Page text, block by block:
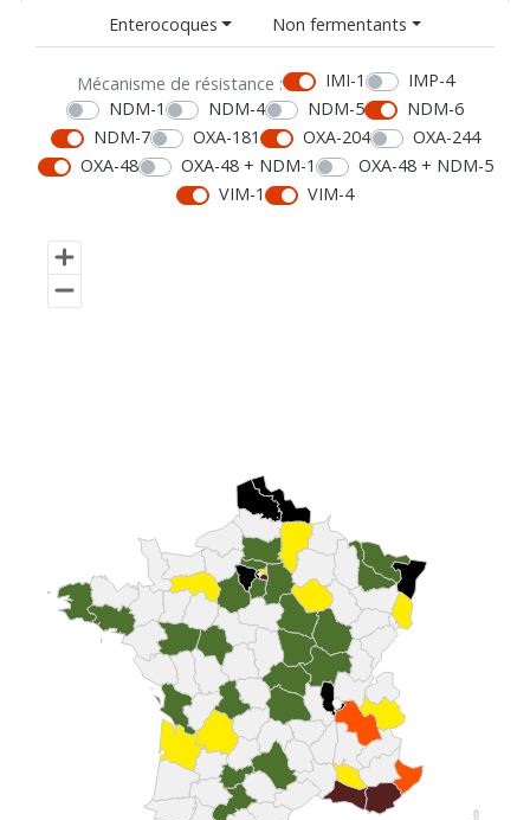
Enterocoques
Non fermentants
Mécanisme de résistance : IMI-1
IMP-4
NDM-1
NDM-4 NDM-5
NDM-6
NDM-7
OXA-181 OXA-204
OXA-244
OXA-48
OXA-48 + NDM-1
OXA-48 + NDM-5
VIM-1
VIM-4